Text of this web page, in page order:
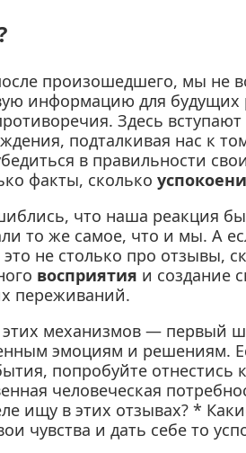
произошедшего, мы не
информацию для будущих
Здесь
подталкивая нас к
в правильности
факты, сколько
что наша реакция
то же самое, что и мы. А
не столько про отзывы,
восприятия и создание
переживаний.
механизмов — первый
эмоциям и решениям.
попробуйте отнестись
человеческая
ищу в этих отзывах? *
чувства и дать себе то